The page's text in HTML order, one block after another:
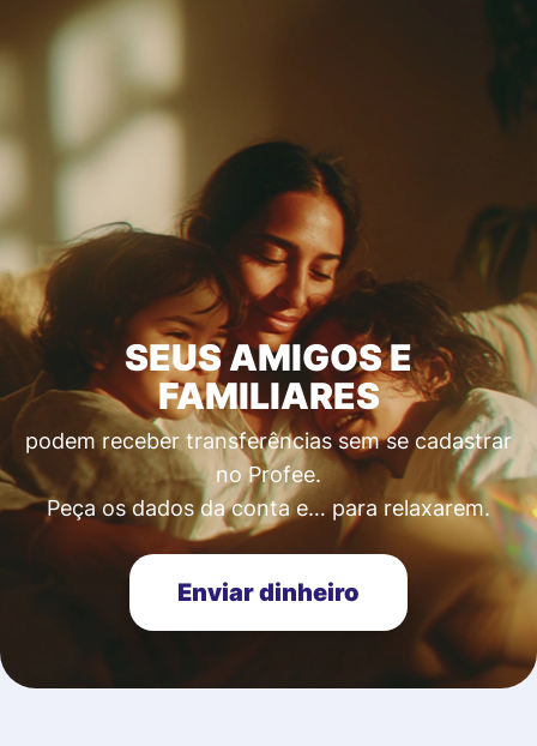
SEUS AMIGOS E
FAMILIARES
podem receber transferências sem se cadastrar
no Profee.
Peça os dados da conta e… para relaxarem.
Enviar dinheiro